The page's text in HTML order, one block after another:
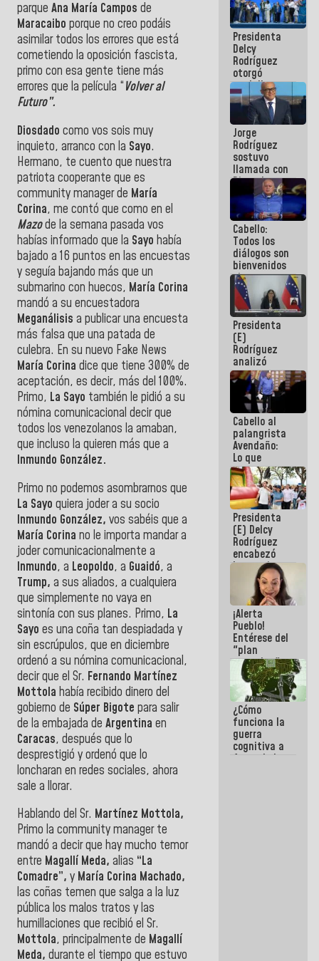
parque Ana María Campos de
Maracaibo porque no creo podáis
asimilar todos los errores que está
cometiendo la oposición fascista,
primo con esa gente tiene más
errores que la película “Volver al
Futuro”.
Diosdado como vos sois muy
inquieto, arranco con la Sayo.
Hermano, te cuento que nuestra
patriota cooperante que es
community manager de María
Corina, me contó que como en el
Mazode la semana pasada vos
habías informado que la Sayo había
bajado a 16 puntos en las encuestas
y seguía bajando más que un
submarino con huecos, María Corina
mandó a su encuestadora
Meganálisis a publicar una encuesta
más falsa que una patada de
culebra. En su nuevo Fake News
María Corina dice que tiene 300% de
aceptación, es decir, más del 100%.
Primo, La Sayo también le pidió a su
nómina comunicacional decir que
todos los venezolanos la amaban,
que incluso la quieren más que a
Inmundo González.
Primo no podemos asombrarnos que
La Sayo quiera joder a su socio
Inmundo González, vos sabéis que a
María Corina no le importa mandar a
joder comunicacionalmente a
Inmundo, a Leopoldo, a Guaidó, a
Trump, a sus aliados, a cualquiera
que simplemente no vaya en
sintonía con sus planes. Primo, La
Sayo es una coña tan despiadada y
sin escrúpulos, que en diciembre
ordenó a su nómina comunicacional,
decir que el Sr. Fernando Martínez
Mottola había recibido dinero del
gobierno de Súper Bigote para salir
de la embajada de Argentina en
Caracas, después que lo
desprestigió y ordenó que lo
loncharan en redes sociales, ahora
sale a llorar.
Hablando del Sr. Martínez Mottola,
Primo la community manager te
mandó a decir que hay mucho temor
entre Magallí Meda, alias “La
Comadre”, y María Corina Machado,
las coñas temen que salga a la luz
pública los malos tratos y las
humillaciones que recibió el Sr.
Mottola, principalmente de Magallí
Meda, durante el tiempo que estuvo
manejo de
escombros
en La Guaira
Presidenta
Delcy
Rodríguez
otorgó
medalla
"Héroe de
Venezuela"
a servidores
públicos
Jorge
Rodríguez
sostuvo
llamada con
Dinorah
Figuera y
acuerdan
primer
encuentro
presencial
para el
diálogo
Cabello:
Todos los
diálogos son
bienvenidos
siempre que
estén en el
marco de la
Constitución
de la
República
Presidenta
(E)
Rodríguez
analizó
junto a
gobernadores
planes de
recuperación
del Sistema
Eléctrico
Nacional
Cabello al
palangrista
Avendaño:
Lo que
vayas a
escribir
hazlo hoy
por que no
sabemos si
la semana
que viene
hay
programa
Presidenta
(E) Delcy
Rodríguez
encabezó
lanzamiento
del Plan
Nacional de
Recreación
Vacacional
¡Alerta
Pueblo!
Entérese del
"plan
enjambre"
de La Sayo
para
sabotear el
diálogo y
promover el
caos
¿Cómo
funciona la
guerra
cognitiva a
favor de la